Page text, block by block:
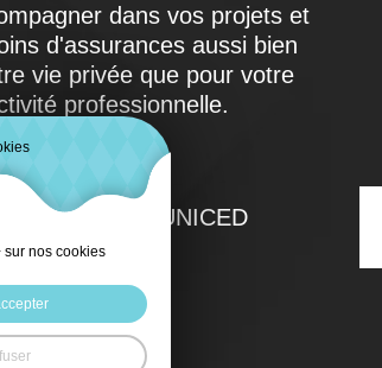
dans vos projets et
d'assurances aussi bien
vie privée que pour votre
professionnelle.
UNIM UNICED
sur nos cookies